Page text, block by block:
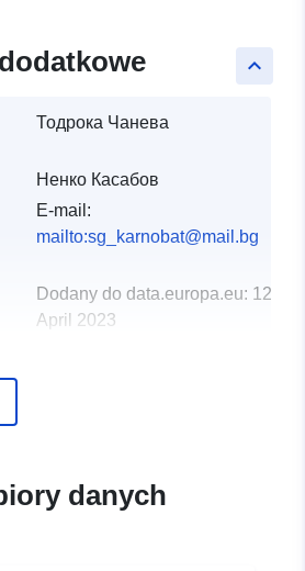
keyboard_arrow_up
Тодрока Чанева
Ненко Касабов
E-mail:
mailto:sg_karnobat@mail.bg
Dodany do data.europa.eu: 12
April 2023
danych